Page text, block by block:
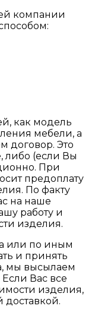
компании
как модель
мебели, а
договор. Это
либо (если Вы
При
предоплату
По факту
на наше
работу и
изделия.
или по иным
и принять
мы высылаем
Вас все
изделия,
доставкой.